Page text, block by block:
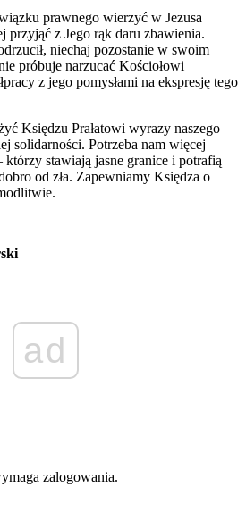
prawnego wierzyć w Jezusa
przyjąć z Jego rąk daru zbawienia.
niechaj pozostanie w swoim
próbuje narzucać Kościołowi
z jego pomysłami na ekspresję tego
Księdzu Prałatowi wyrazy naszego
solidarności. Potrzeba nam więcej
którzy stawiają jasne granice i potrafią
od zła. Zapewniamy Księdza o
ad
zalogowania.